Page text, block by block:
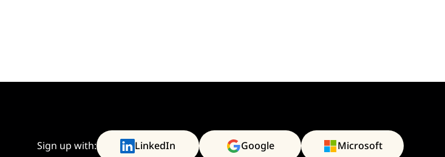
Sign up with: LinkedIn Google Microsoft